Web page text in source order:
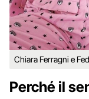
Chiara Ferragni e
Perché il